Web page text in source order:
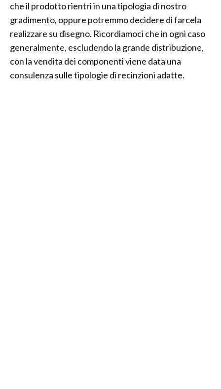
che il prodotto rientri in una tipologia di nostro
gradimento, oppure potremmo decidere di farcela
realizzare su disegno. Ricordiamoci che in ogni caso
generalmente, escludendo la grande distribuzione,
con la vendita dei componenti viene data una
consulenza sulle tipologie di recinzioni adatte.